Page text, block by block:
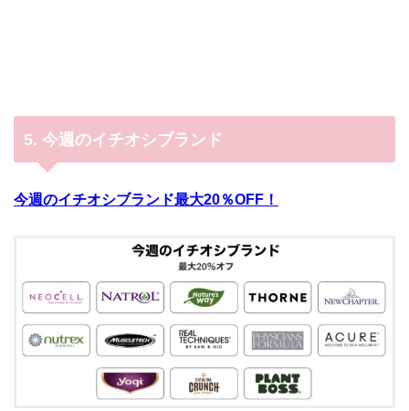
5. 今週のイチオシブランド
今週のイチオシブランド最大20％OFF！